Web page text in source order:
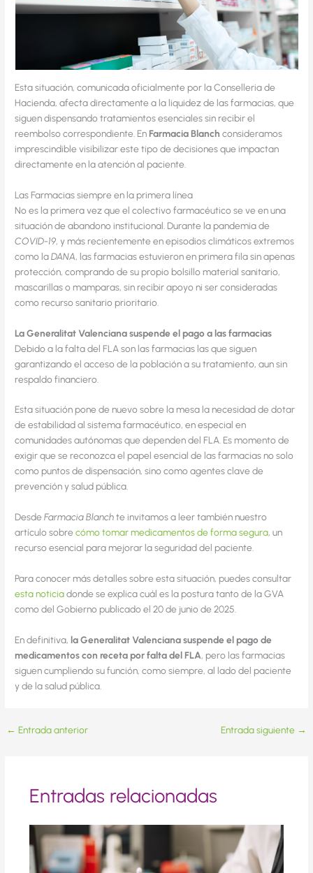
Esta situación, comunicada oficialmente por la Conselleria de
Hacienda, afecta directamente a la liquidez de las farmacias, que
siguen dispensando tratamientos esenciales sin recibir el
reembolso correspondiente. En Farmacia Blanch consideramos
imprescindible visibilizar este tipo de decisiones que impactan
directamente en la atención al paciente.
Las Farmacias siempre en la primera línea
No es la primera vez que el colectivo farmacéutico se ve en una
situación de abandono institucional. Durante la pandemia de
COVID-19, y más recientemente en episodios climáticos extremos
como laDANA, las farmacias estuvieron en primera fila sin apenas
protección, comprando de su propio bolsillo material sanitario,
mascarillas o mamparas, sin recibir apoyo ni ser consideradas
como recurso sanitario prioritario.
La Generalitat Valenciana suspende el pago a las farmacias
Debido a la falta del FLA son las farmacias las que siguen
garantizando el acceso de la población a su tratamiento, aun sin
respaldo financiero.
Esta situación pone de nuevo sobre la mesa la necesidad de dotar
de estabilidad al sistema farmacéutico, en especial en
comunidades autónomas que dependen del FLA. Es momento de
exigir que se reconozca el papel esencial de las farmacias no solo
como puntos de dispensación, sino como agentes clave de
prevención y salud pública.
DesdeFarmacia Blanchte invitamos a leer también nuestro
artículo sobrecómo tomar medicamentos de forma segura, un
recurso esencial para mejorar la seguridad del paciente.
Para conocer más detalles sobre esta situación, puedes consultar
esta noticiadonde se explica cuál es la postura tanto de la GVA
como del Gobierno publicado el 20 de junio de 2025.
En definitiva, la Generalitat Valenciana suspende el pago de
medicamentos con receta por falta del FLA, pero las farmacias
siguen cumpliendo su función, como siempre, al lado del paciente
y de la salud pública.
← Entrada anterior Entrada siguiente →
Entradas relacionadas